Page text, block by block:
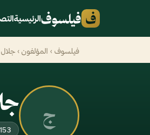
ف فيلسوفالرئيسية
فيلسوف › المؤلفون ›
ج
153 كتاب